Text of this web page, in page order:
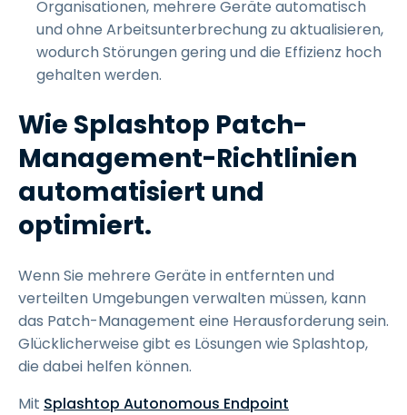
Organisationen, mehrere Geräte automatisch
und ohne Arbeitsunterbrechung zu aktualisieren,
wodurch Störungen gering und die Effizienz hoch
gehalten werden.
Wie Splashtop Patch-
Management-Richtlinien
automatisiert und
optimiert.
Wenn Sie mehrere Geräte in entfernten und
verteilten Umgebungen verwalten müssen, kann
das Patch-Management eine Herausforderung sein.
Glücklicherweise gibt es Lösungen wie Splashtop,
die dabei helfen können.
Mit Splashtop Autonomous Endpoint